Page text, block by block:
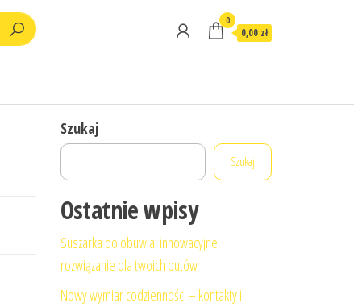
0
0,00 zł
Szukaj
Szukaj
Ostatnie wpisy
Suszarka do obuwia: innowacyjne
rozwiązanie dla twoich butów
Nowy wymiar codzienności – kontakty i